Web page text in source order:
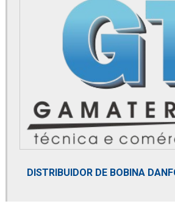
Element coalescer
Elemento termostático
Empresa distribuidora de filtro
Empresa distribuidora de filtro de
DISTRIBUIDOR DE BOBINA